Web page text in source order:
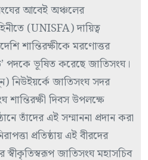
আবেই অঞ্চলের
(UNISFA) দায়িত্ব
শান্তিরক্ষীকে মরণোত্তর
পদকে ভূষিত করেছে জাতিসংঘ।
নিউইয়র্কে জাতিসংঘ সদর
শান্তিরক্ষী দিবস উপলক্ষে
তাঁদের এই সম্মাননা প্রদান করা
প্রতিষ্ঠায় এই বীরদের
স্বীকৃতিস্বরূপ জাতিসংঘ মহাসচিব